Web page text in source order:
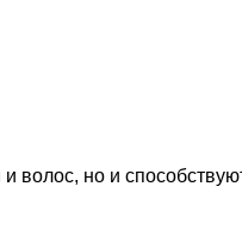
волос, но и